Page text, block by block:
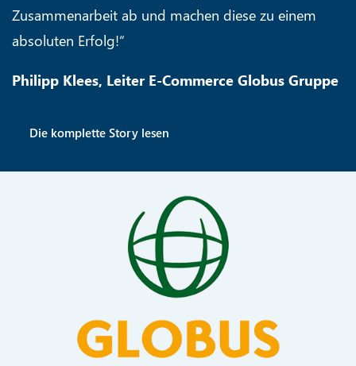
Zusammenarbeit ab und machen diese zu einem
absoluten Erfolg!“
Philipp Klees, Leiter E-Commerce Globus Gruppe
Die komplette Story lesen